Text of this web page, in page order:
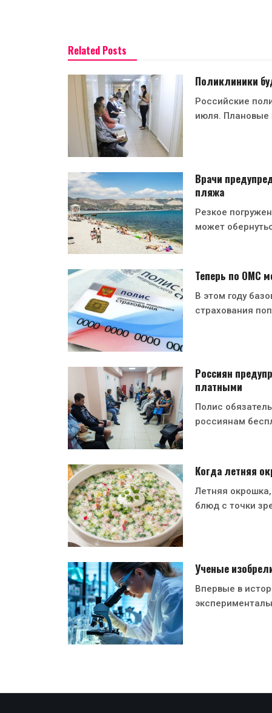
Related Posts
Поликлиники
Российские
июля. Плановые
Врачи
пляжа
Резкое
может
Теперь по ОМС
В этом году
страхования
Россиян
платными
Полис
россиянам
Когда летняя
Летняя
блюд с точки
Ученые
Впервые в